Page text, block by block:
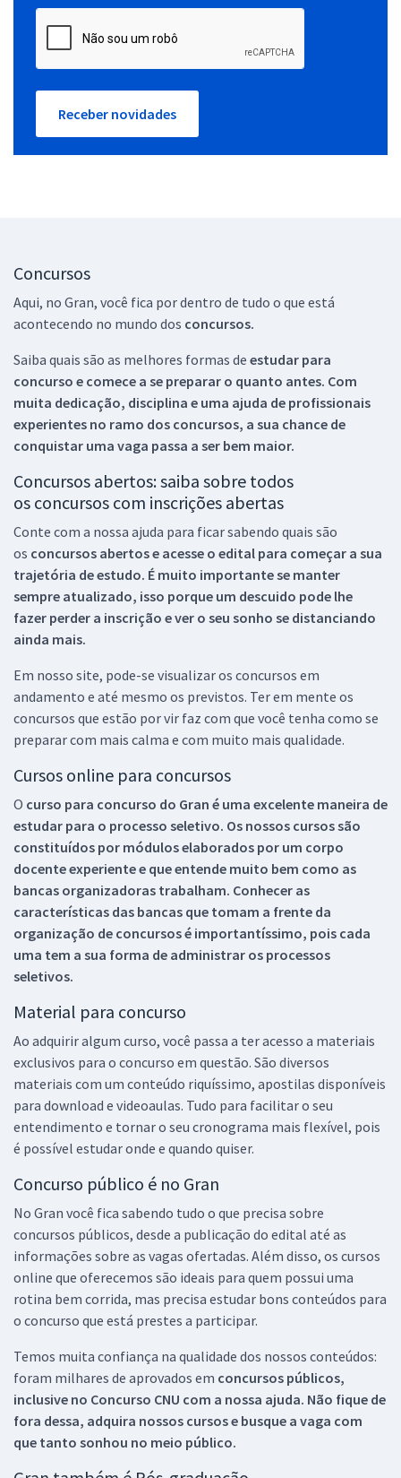
Receber novidades
Concursos
Aqui, no Gran, você fica por dentro de tudo o que está
acontecendo no mundo dos concursos.
Saiba quais são as melhores formas de estudar para
concurso e comece a se preparar o quanto antes. Com
muita dedicação, disciplina e uma ajuda de profissionais
experientes no ramo dos concursos, a sua chance de
conquistar uma vaga passa a ser bem maior.
Concursos abertos: saiba sobre todos
os concursos com inscrições abertas
Conte com a nossa ajuda para ficar sabendo quais são
os concursos abertos e acesse o edital para começar a sua
trajetória de estudo. É muito importante se manter
sempre atualizado, isso porque um descuido pode lhe
fazer perder a inscrição e ver o seu sonho se distanciando
ainda mais.
Em nosso site, pode-se visualizar os concursos em
andamento e até mesmo os previstos. Ter em mente os
concursos que estão por vir faz com que você tenha como se
preparar com mais calma e com muito mais qualidade.
Cursos online para concursos
O curso para concurso do Gran é uma excelente maneira de
estudar para o processo seletivo. Os nossos cursos são
constituídos por módulos elaborados por um corpo
docente experiente e que entende muito bem como as
bancas organizadoras trabalham. Conhecer as
características das bancas que tomam a frente da
organização de concursos é importantíssimo, pois cada
uma tem a sua forma de administrar os processos
seletivos.
Material para concurso
Ao adquirir algum curso, você passa a ter acesso a materiais
exclusivos para o concurso em questão. São diversos
materiais com um conteúdo riquíssimo, apostilas disponíveis
para download e videoaulas. Tudo para facilitar o seu
entendimento e tornar o seu cronograma mais flexível, pois
é possível estudar onde e quando quiser.
Concurso público é no Gran
No Gran você fica sabendo tudo o que precisa sobre
concursos públicos, desde a publicação do edital até as
informações sobre as vagas ofertadas. Além disso, os cursos
online que oferecemos são ideais para quem possui uma
rotina bem corrida, mas precisa estudar bons conteúdos para
o concurso que está prestes a participar.
Temos muita confiança na qualidade dos nossos conteúdos:
foram milhares de aprovados em concursos públicos,
inclusive no Concurso CNU com a nossa ajuda. Não fique de
fora dessa, adquira nossos cursos e busque a vaga com
que tanto sonhou no meio público.